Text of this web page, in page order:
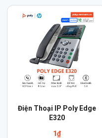
Điện Thoại IP Poly Edge
E320
1₫